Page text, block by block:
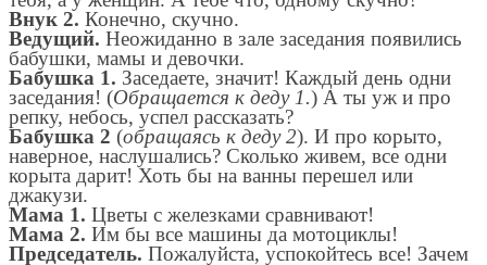
Внук 2. Конечно, скучно.
Ведущий. Неожиданно в зале заседания появились
бабушки, мамы и девочки.
Бабушка 1. Заседаете, значит! Каждый день одни
заседания! (Обращается к деду 1.) А ты уж и про
репку, небось, успел рассказать?
Бабушка 2 (обращаясь к деду 2). И про корыто,
наверное, наслушались? Сколько живем, все одни
корыта дарит! Хоть бы на ванны перешел или
джакузи.
Мама 1. Цветы с железками сравнивают!
Мама 2. Им бы все машины да мотоциклы!
Председатель. Пожалуйста, успокойтесь все! Зачем